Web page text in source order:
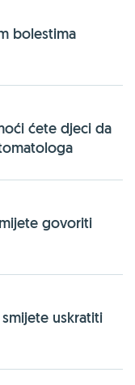
bolestima
ćete djeci da
govoriti
uskratiti